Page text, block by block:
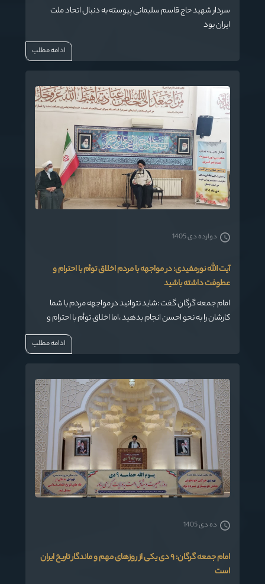
سردار شهید حاج قاسم سلیمانی پیوسته به دنبال اتحاد ملت
ایران بود
ادامه مطلب
آیت الله نورمفیدی: در مواجهه با مردم اخلاق توأم با احترام و
عطوفت داشته باشید
امام جمعه گرگان گفت :شاید نتوانید در مواجهه مردم با شما
کارشان را به نحو احسن انجام بدهید ،اما اخلاق توأم با احترام و
دوازده دی 1405
ادامه مطلب
امام جمعه گرگان: ۹ دی یکی از روزهای مهم و ماندگار تاریخ ایران
است
ده دی 1405